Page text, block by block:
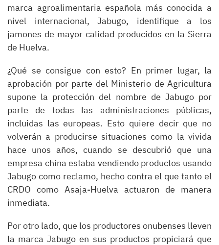
marca agroalimentaria española más conocida a
nivel internacional, Jabugo, identifique a los
jamones de mayor calidad producidos en la Sierra
de Huelva.
¿Qué se consigue con esto? En primer lugar, la
aprobación por parte del Ministerio de Agricultura
supone la protección del nombre de Jabugo por
parte de todas las administraciones públicas,
incluidas las europeas. Esto quiere decir que no
volverán a producirse situaciones como la vivida
hace unos años, cuando se descubrió que una
empresa china estaba vendiendo productos usando
Jabugo como reclamo, hecho contra el que tanto el
CRDO como Asaja-Huelva actuaron de manera
inmediata.
Por otro lado, que los productores onubenses lleven
la marca Jabugo en sus productos propiciará que